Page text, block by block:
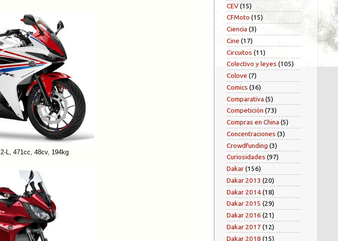
2-L, 471cc, 48cv, 194kg
CEV(15)
CFMoto (15)
Ciencia (3)
Cine (17)
Circuitos (11)
Colectivo y leyes (105)
Colove (7)
Comics (36)
Comparativa (5)
Competición (73)
Compras en China (5)
Concentraciones (3)
Crowdfunding (3)
Curiosidades (97)
Dakar(156)
Dakar 2013 (20)
Dakar 2014(18)
Dakar 2015 (29)
Dakar 2016 (21)
Dakar 2017 (12)
Dakar 2018 (15)